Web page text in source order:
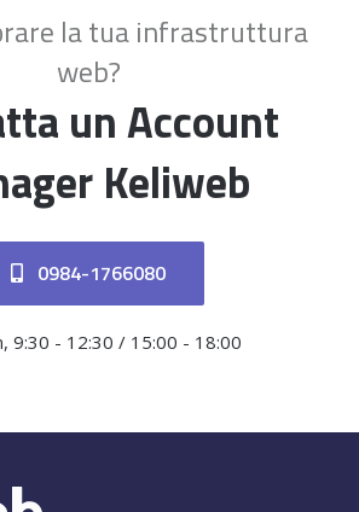
la tua infrastruttura
web?
un Account
Keliweb
0984-1766080
9:30 - 12:30 / 15:00 - 18:00